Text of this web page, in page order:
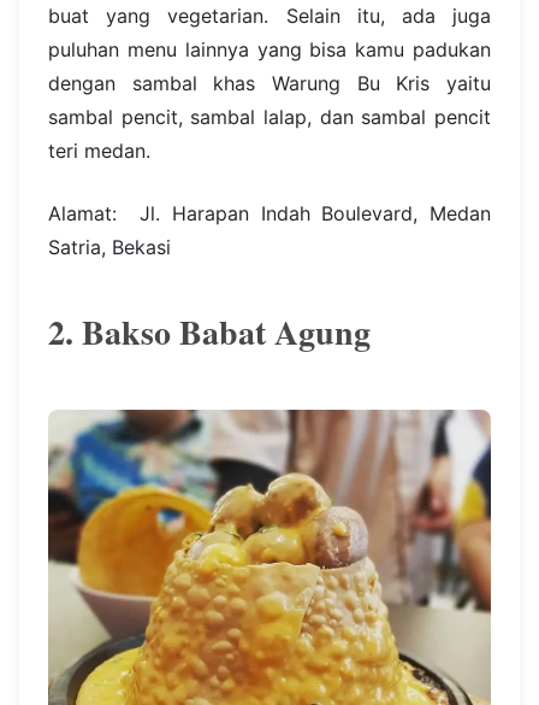
buat yang vegetarian. Selain itu, ada juga
puluhan menu lainnya yang bisa kamu padukan
dengan sambal khas Warung Bu Kris yaitu
sambal pencit, sambal lalap, dan sambal pencit
teri medan.
Alamat: Jl. Harapan Indah Boulevard, Medan
Satria, Bekasi
2. Bakso Babat Agung